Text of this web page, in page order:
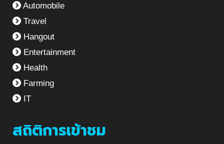
Automobile
Travel
Hangout
Entertainment
Health
Farming
IT
สถิติการเข้าชม